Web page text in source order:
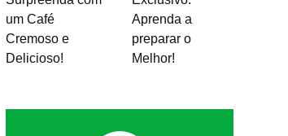
um Café
Cremoso e
Delicioso!
Aprenda a
preparar o
Melhor!